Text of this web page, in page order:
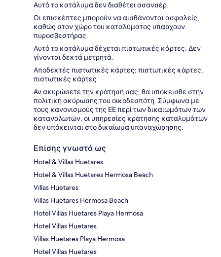
Αυτό το κατάλυμα δεν διαθέτει ασανσέρ.
Οι επισκέπτες μπορούν να αισθάνονται ασφαλείς,
καθώς στον χώρο του καταλύματος υπάρχουν:
πυροσβεστήρας.
Αυτό το κατάλυμα δέχεται πιστωτικές κάρτες. Δεν
γίνονται δεκτά μετρητά.
Αποδεκτές πιστωτικές κάρτες: πιστωτικές κάρτες,
πιστωτικές κάρτες
Αν ακυρώσετε την κράτησή σας, θα υπόκεισθε στην
πολιτική ακύρωσης του οικοδεσπότη. Σύμφωνα με
τους κανονισμούς της ΕΕ περί των δικαιωμάτων των
καταναλωτών, οι υπηρεσίες κράτησης καταλυμάτων
δεν υπόκεινται στο δικαίωμα υπαναχώρησης.
Επίσης γνωστό ως
Hotel & Villas Huetares
Hotel & Villas Huetares Hermosa Beach
Villas Huetares
Villas Huetares Hermosa Beach
Hotel Villas Huetares Playa Hermosa
Hotel Villas Huetares
Villas Huetares Playa Hermosa
Hotel Villas Huetares